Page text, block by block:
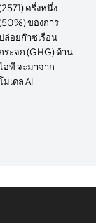
ครึ่งหนึ่ง
ของการ
ล่อยก๊าซเรือน
กระจก (GHG) ด้าน
อที จะมาจาก
มเดล AI